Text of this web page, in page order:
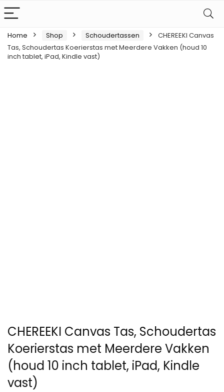
Home Shop Schoudertassen
CHEREEKI Canvas
Tas, Schoudertas Koerierstas met Meerdere Vakken (houd 10
inch tablet, iPad, Kindle vast)
CHEREEKI Canvas Tas, Schoudertas
Koerierstas met Meerdere Vakken
(houd 10 inch tablet, iPad, Kindle
vast)